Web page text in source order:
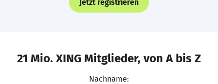
Jetzt registrieren
21 Mio. XING Mitglieder, von A bis Z
Nachname: